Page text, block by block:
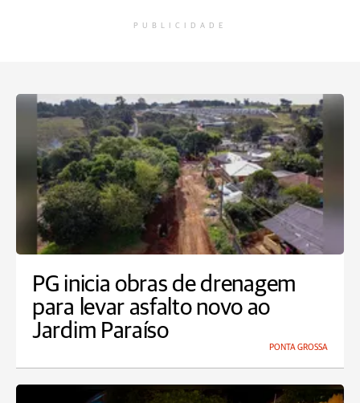
PUBLICIDADE
PG inicia obras de drenagem
para levar asfalto novo ao
Jardim Paraíso
PONTA GROSSA